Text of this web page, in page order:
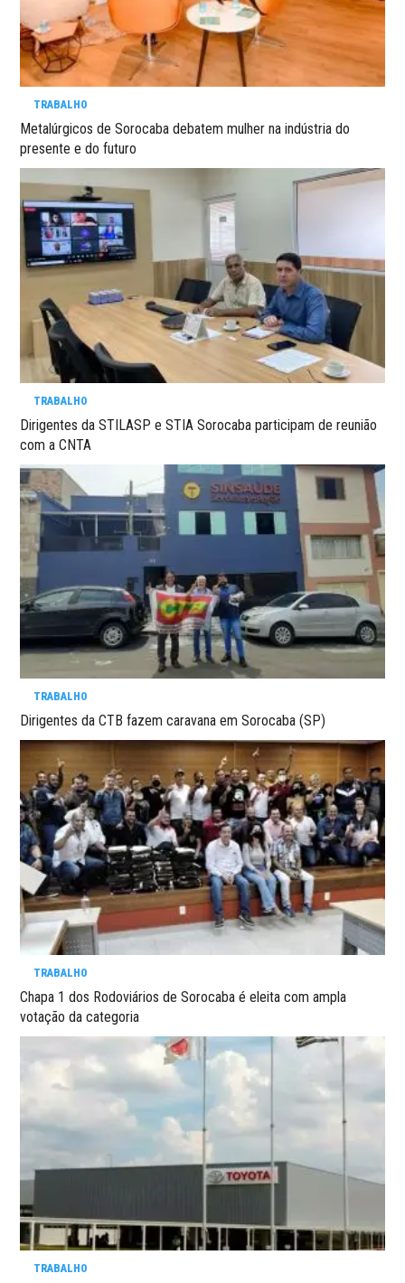
TRABALHO
Metalúrgicos de Sorocaba debatem mulher na indústria do
presente e do futuro
TRABALHO
Dirigentes da STILASP e STIA Sorocaba participam de reunião
com a CNTA
TRABALHO
Dirigentes da CTB fazem caravana em Sorocaba (SP)
TRABALHO
Chapa 1 dos Rodoviários de Sorocaba é eleita com ampla
votação da categoria
TRABALHO